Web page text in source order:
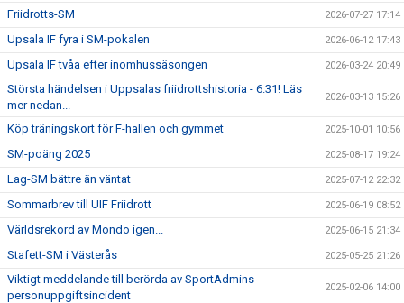
Friidrotts-SM 2026-07-27 17:14
Upsala IF fyra i SM-pokalen 2026-06-12 17:43
Upsala IF tvåa efter inomhussäsongen 2026-03-24 20:49
Största händelsen i Uppsalas friidrottshistoria - 6.31! Läs
mer nedan...
2026-03-13 15:26
Köp träningskort för F-hallen och gymmet 2025-10-01 10:56
SM-poäng 2025 2025-08-17 19:24
Lag-SM bättre än väntat 2025-07-12 22:32
Sommarbrev till UIF Friidrott 2025-06-19 08:52
Världsrekord av Mondo igen... 2025-06-15 21:34
Stafett-SM i Västerås 2025-05-25 21:26
Viktigt meddelande till berörda av SportAdmins
personuppgiftsincident
2025-02-06 14:00